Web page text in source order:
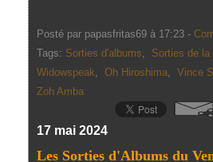
Posté par papasfritas69 à 17:23 -
Tags: Sorties d'albums, Sorties de la
Widowspeak, Oh Hiroshima, Vince
Zoh Amba
17 mai 2024
Les Sorties d'Albums du